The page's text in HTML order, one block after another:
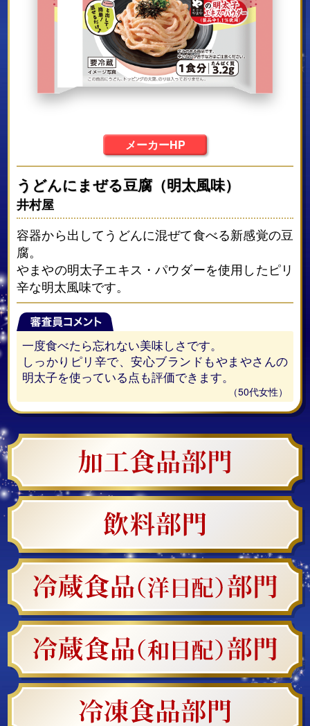
メーカーHP
うどんにまぜる豆腐（明太風味）
井村屋
容器から出してうどんに混ぜて食べる新感覚の豆
腐。
やまやの明太子エキス・パウダーを使用したピリ
辛な明太風味です。
一度食べたら忘れない美味しさです。
しっかりピリ辛で、安心ブランドもやまやさんの
明太子を使っている点も評価できます。
（50代女性）